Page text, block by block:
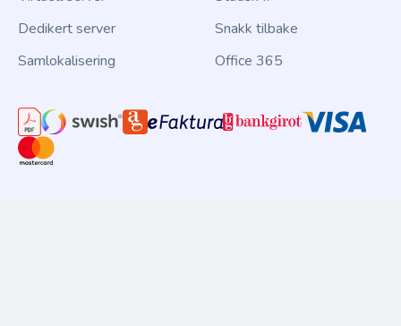
Dedikert server
Samlokalisering
Snakk tilbake
Office 365